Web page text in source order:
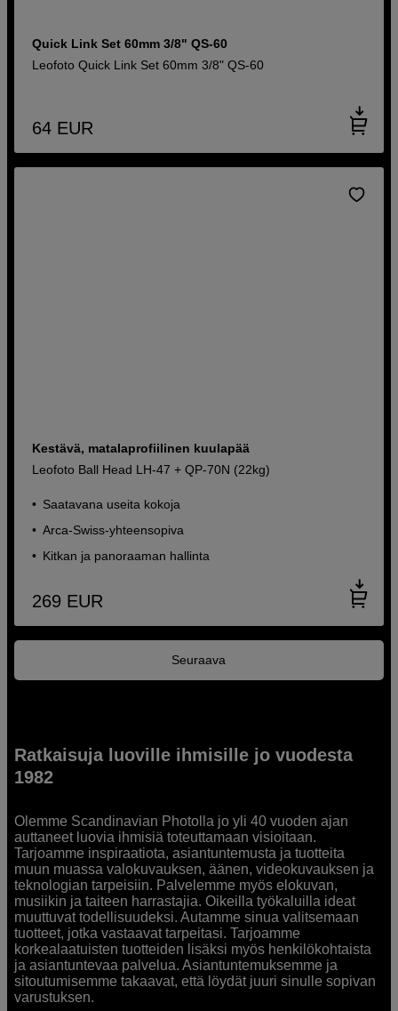
Quick Link Set 60mm 3/8" QS-60
Leofoto Quick Link Set 60mm 3/8" QS-60
64 EUR
Kestävä, matalaprofiilinen kuulapää
Leofoto Ball Head LH-47 + QP-70N (22kg)
Saatavana useita kokoja
Arca-Swiss-yhteensopiva
Kitkan ja panoraaman hallinta
269 EUR
Seuraava
Ratkaisuja luoville ihmisille jo vuodesta
1982
Olemme Scandinavian Photolla jo yli 40 vuoden ajan
auttaneet luovia ihmisiä toteuttamaan visioitaan.
Tarjoamme inspiraatiota, asiantuntemusta ja tuotteita
muun muassa valokuvauksen, äänen, videokuvauksen ja
teknologian tarpeisiin. Palvelemme myös elokuvan,
musiikin ja taiteen harrastajia. Oikeilla työkaluilla ideat
muuttuvat todellisuudeksi. Autamme sinua valitsemaan
tuotteet, jotka vastaavat tarpeitasi. Tarjoamme
korkealaatuisten tuotteiden lisäksi myös henkilökohtaista
ja asiantuntevaa palvelua. Asiantuntemuksemme ja
sitoutumisemme takaavat, että löydät juuri sinulle sopivan
varustuksen.